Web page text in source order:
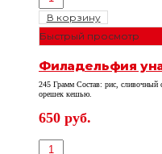
В корзину
Быстрый просмотр
Филадельфия
245 Грамм Состав: рис, сливочный
орешек кешью.
650 руб.